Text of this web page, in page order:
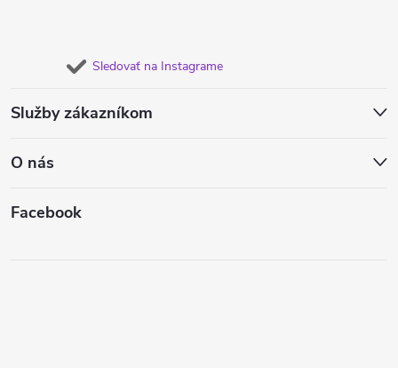
Sledovať na Instagrame
Služby zákazníkom
O nás
Facebook